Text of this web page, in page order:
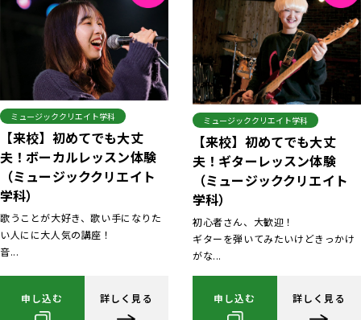
ミュージッククリエイト学科
【来校】初めてでも大丈
夫！ボーカルレッスン体験
（ミュージッククリエイト
学科）
歌うことが大好き、歌い手になりた
い人にに大人気の講座！
音...
申し込む 詳しく見る
ミュージッククリエイト学科
【来校】初めてでも大丈
夫！ギターレッスン体験
（ミュージッククリエイト
学科）
初心者さん、大歓迎！
ギターを弾いてみたいけどきっかけ
がな...
申し込む 詳しく見る